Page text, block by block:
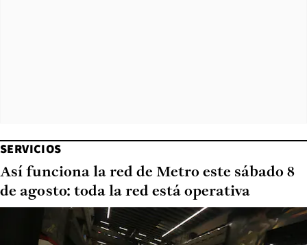
SERVICIOS
Así funciona la red de Metro este sábado 8
de agosto: toda la red está operativa